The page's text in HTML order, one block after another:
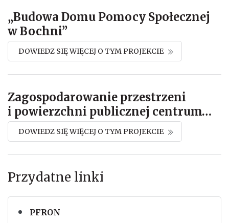
Przydatne linki
PFRON
„Budowa Domu Pomocy Społecznej
w Bochni”
DOWIEDZ SIĘ WIĘCEJ O TYM PROJEKCIE
Zagospodarowanie przestrzeni
i powierzchni publicznej centrum…
DOWIEDZ SIĘ WIĘCEJ O TYM PROJEKCIE